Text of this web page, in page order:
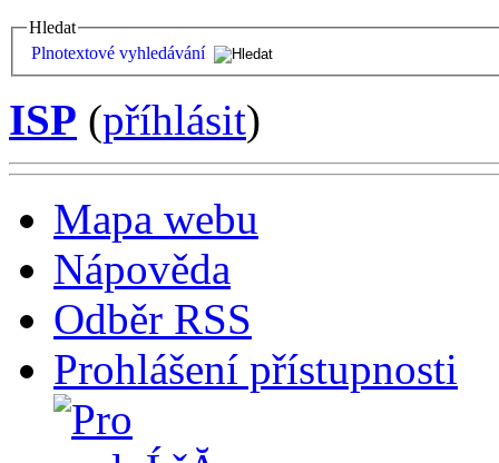
Hledat
Plnotextové vyhledávání
ISP (příhlásit)
Mapa webu
Nápověda
Odběr RSS
Prohlášení přístupnosti